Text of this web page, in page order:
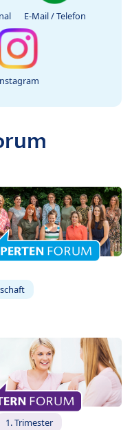
E-Mail / Telefon
1. Trimester